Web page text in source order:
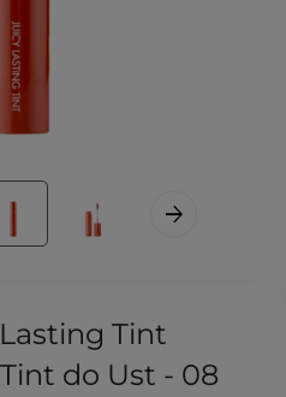
Tint
do Ust - 08